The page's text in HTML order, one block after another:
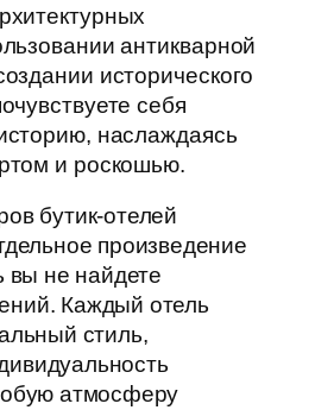
антикварной
исторического
себя
наслаждаясь
и роскошью.
бутик-отелей
произведение
вы не найдете
Каждый отель
стиль,
атмосферу